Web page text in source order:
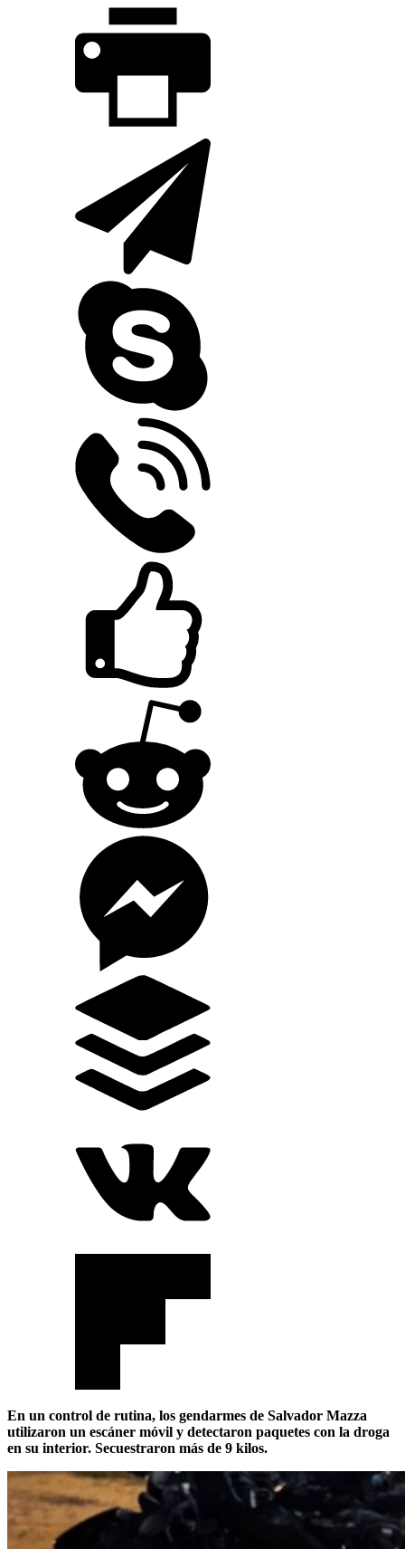
En un control de rutina, los gendarmes de Salvador Mazza
utilizaron un escáner móvil y detectaron paquetes con la droga
en su interior. Secuestraron más de 9 kilos.